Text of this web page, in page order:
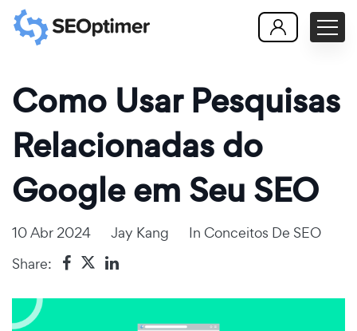
Como Usar Pesquisas
Relacionadas do
Google em Seu SEO
10 Abr 2024 Jay Kang In Conceitos De SEO
Share: